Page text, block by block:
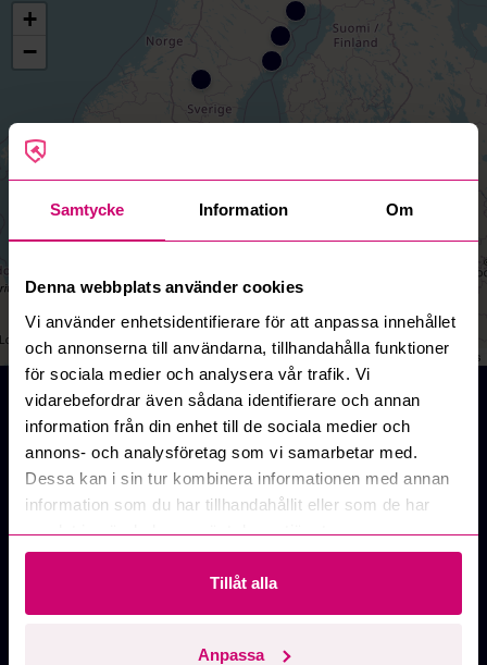
Samtycke Information Om
Denna webbplats använder cookies
Vi använder enhetsidentifierare för att anpassa innehållet
och annonserna till användarna, tillhandahålla funktioner
för sociala medier och analysera vår trafik. Vi
vidarebefordrar även sådana identifierare och annan
information från din enhet till de sociala medier och
annons- och analysföretag som vi samarbetar med.
Dessa kan i sin tur kombinera informationen med annan
information som du har tillhandahållit eller som de har
samlat in när du har använt deras tjänster.
Tillåt alla
Anpassa
+
−
Leaflet | © OpenStreetMapcontributors
Auktioner online - Köp och Sälj
Här på Budi.se finns mängder av auktioner på nätet
inom allt från entreprenad, fordon, design och konst,
IT och datorer, lastbilar, verktyg, maskiner,
musikutrustning, möbler och inredning, restaurang,
sport, gym och mycket mer. Hos oss kan du fynda
produkter från kända varumärken och göra bra affärer.
Besök oss innan du köper nytt, chansen är stor att vi